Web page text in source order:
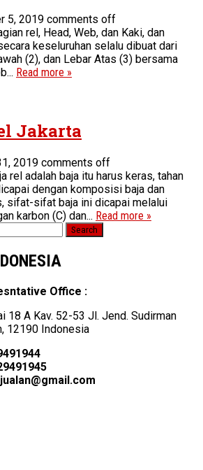
5, 2019 comments off
rel, Head, Web, dan Kaki, dan
keseluruhan selalu dibuat dari
(2), dan Lebar Atas (3) bersama
Read more »
Jakarta
2019 comments off
rel adalah baja itu harus keras, tahan
dengan komposisi baja dan
sifat-sifat baja ini dicapai melalui
karbon (C) dan... Read more »
Office :
18 A Kav. 52-53 Jl. Jend. Sudirman
12190 Indonesia